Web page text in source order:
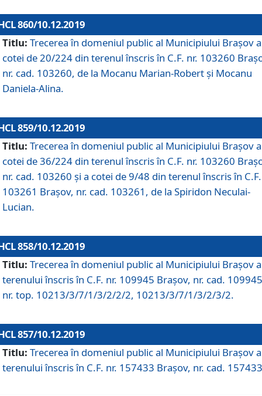
860/10.12.2019
Titlu: Trecerea în domeniul public al Municipiului Braşov a
cotei de 20/224 din terenul înscris în C.F. nr. 103260
nr. cad. 103260, de la Mocanu Marian-Robert și Mocanu
Daniela-Alina.
859/10.12.2019
Titlu: Trecerea în domeniul public al Municipiului Braşov a
cotei de 36/224 din terenul înscris în C.F. nr. 103260
nr. cad. 103260 și a cotei de 9/48 din terenul înscris în
103261 Brașov, nr. cad. 103261, de la Spiridon Neculai-
Lucian.
858/10.12.2019
Titlu: Trecerea în domeniul public al Municipiului Braşov a
terenului înscris în C.F. nr. 109945 Brașov, nr. cad.
nr. top. 10213/3/7/1/3/2/2/2, 10213/3/7/1/3/2/3/2.
857/10.12.2019
Titlu: Trecerea în domeniul public al Municipiului Braşov a
terenului înscris în C.F. nr. 157433 Brașov, nr. cad.